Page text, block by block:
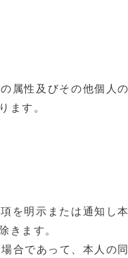
属性及びその他個
ます。
を明示または通知
きます。
合であって、本人の